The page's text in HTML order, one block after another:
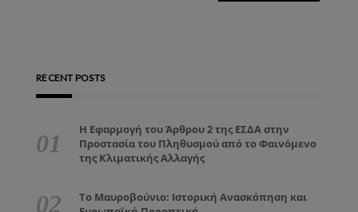
RECENT POSTS
Η Εφαρμογή του Άρθρου 2 της ΕΣΔΑ στην
Προστασία του Πληθυσμού από το Φαινόμενο
της Κλιματικής Αλλαγής
Το Μαυροβούνιο: Ιστορική Ανασκόπηση και